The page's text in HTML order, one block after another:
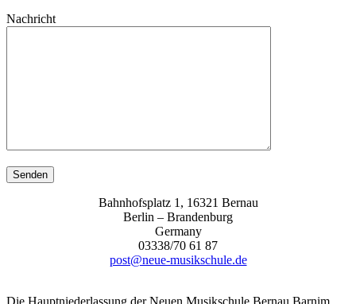
Nachricht
Bahnhofsplatz 1, 16321 Bernau
Berlin – Brandenburg
Germany
03338/70 61 87
post@neue-musikschule.de
Die Hauptniederlassung der Neuen Musikschule Bernau Barnim